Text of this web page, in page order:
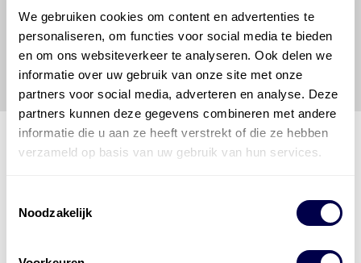
We gebruiken cookies om content en advertenties te
personaliseren, om functies voor social media te bieden
en om ons websiteverkeer te analyseren. Ook delen we
informatie over uw gebruik van onze site met onze
partners voor social media, adverteren en analyse. Deze
partners kunnen deze gegevens combineren met andere
informatie die u aan ze heeft verstrekt of die ze hebben
verzameld op basis van uw gebruik van hun services.
Noodzakelijk
vrijwaart en indemniseert de uitgever en
Den Hartog
Energies
veroorzaakt door een onjuiste interpretatie of een
onjuist gebruik van de gepubliceerde gegevens.